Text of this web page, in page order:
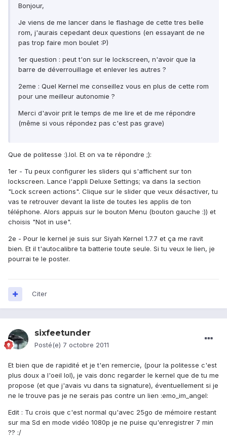
Bonjour,
Je viens de me lancer dans le flashage de cette tres belle
rom, j'aurais cepedant deux questions (en essayant de ne
pas trop faire mon boulet :P)
1er question : peut t'on sur le lockscreen, n'avoir que la
barre de déverrouillage et enlever les autres ?
2eme : Quel Kernel me conseillez vous en plus de cette rom
pour une meilleur autonomie ?
Merci d'avoir prit le temps de me lire et de me répondre
(même si vous répondez pas c'est pas grave)
Que de politesse :).lol. Et on va te répondre ;):
1er - Tu peux configurer les sliders qui s'affichent sur ton
lockscreen. Lance l'appli Deluxe Settings; va dans la section
"Lock screen actions". Clique sur le slider que veux désactiver, tu
vas te retrouver devant la liste de toutes les applis de ton
téléphone. Alors appuis sur le bouton Menu (bouton gauche :)) et
choisis "Not in use".
2e - Pour le kernel je suis sur Siyah Kernel 1.7.7 et ça me ravit
bien. Et il t'autocalibre ta batterie toute seule. Si tu veux le lien, je
pourrai te le poster.
Citer
sixfeetunder
Posté(e) 7 octobre 2011
Et bien que de rapidité et je t'en remercie, (pour la politesse c'est
plus doux a l'oeil lol), je vais donc regarder le kernel que de tu me
propose (et que j'avais vu dans ta signature), éventuellement si je
ne le trouve pas je ne serais pas contre un lien :emo_im_angel:
Edit : Tu crois que c'est normal qu'avec 25go de mémoire restant
sur ma Sd en mode vidéo 1080p je ne puise qu'enregistrer 7 min
?? :/